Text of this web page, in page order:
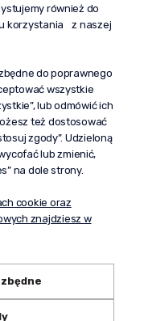
również do
korzystania z naszej
do poprawnego
wszystkie
lub odmówić ich
też dostosować
zgody”. Udzieloną
lub zmienić,
na dole strony.
cookie oraz
znajdziesz w